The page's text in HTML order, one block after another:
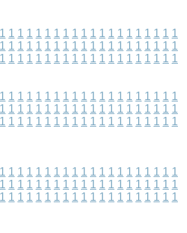
1 1 1 1 1 1 1 1 1 1 1 1 1 1 1 1 1 1 1 1
1 1 1 1 1 1 1 1 1 1 1 1 1 1 1 1 1 1 1 1
1 1 1 1 1 1 1 1 1 1 1 1 1 1 1 1 1 1 1 1
1 1 1 1 1 1 1 1 1 1 1 1 1 1 1 1 1 1 1 1
1 1 1 1 1 1 1 1 1 1 1 1 1 1 1 1 1 1 1 1
1 1 1 1 1 1 1 1 1 1 1 1 1 1 1 1 1 1 1 1
1 1 1 1 1 1 1 1 1 1 1 1 1 1 1 1 1 1 1 1
1 1 1 1 1 1 1 1 1 1 1 1 1 1 1 1 1 1 1 1
1 1 1 1 1 1 1 1 1 1 1 1 1 1 1 1 1 1 1 1